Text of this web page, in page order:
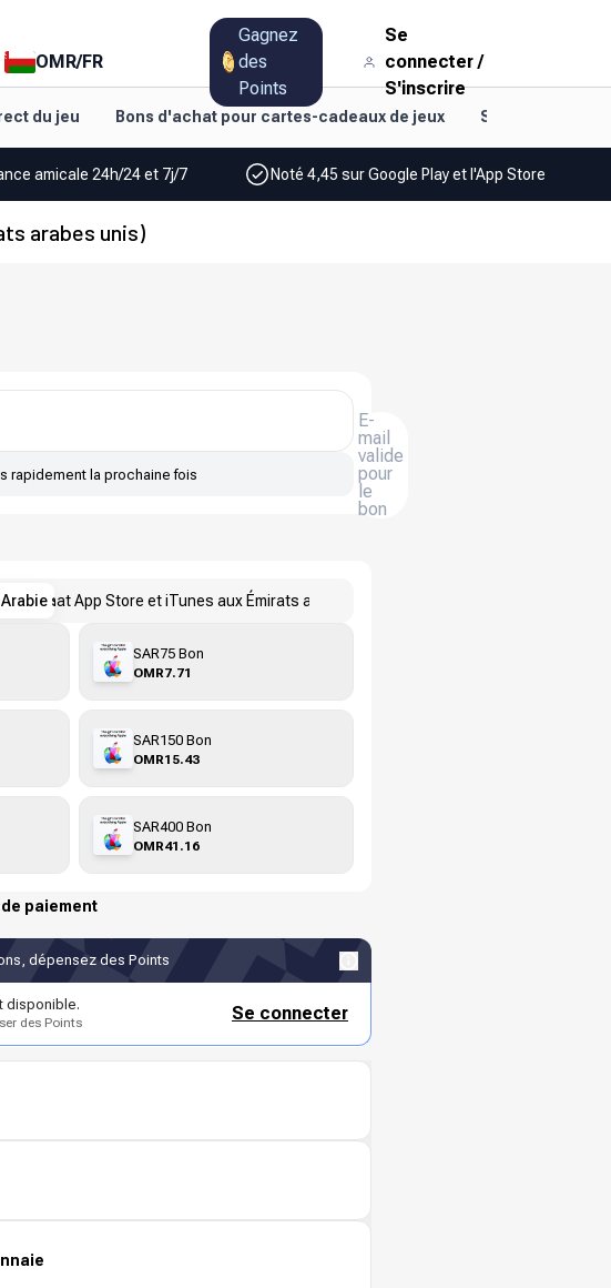
OMR/FR
Gagnez
des
Points
Se
connecter/
S'inscrire
du jeu Bons d'achat pour cartes-cadeaux de jeux Style de vie et
amicale 24h/24 et 7j/7 Noté 4,45 sur Google Play et l'App Store
arabes unis)
E-
mail
valide
pour
le
bon
rapidement la prochaine fois
Arabie saoudite
d'achat App Store et iTunes aux Émirats arabes unis
SAR75 Bon
OMR7.71
SAR150 Bon
OMR15.43
SAR400 Bon
OMR41.16
paiement
dépensez des Points
disponible.
des Points Se connecter